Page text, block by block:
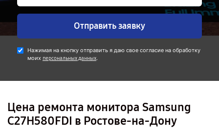
Отправить заявку
Нажимая на кнопку отправить я даю свое согласие на обработку
моих персональных данных.
Цена ремонта монитора Samsung
C27H580FDI в Ростове-на-Дону